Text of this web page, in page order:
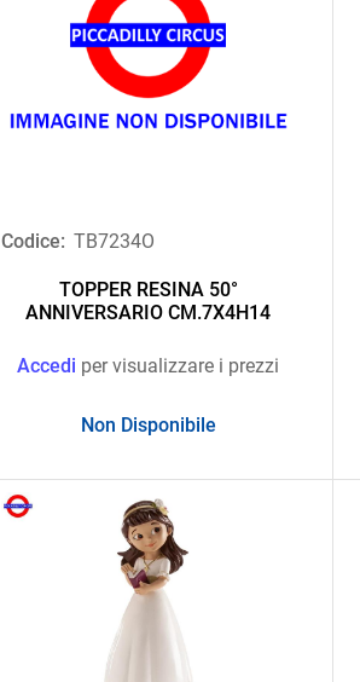
Codice: TB7234O
TOPPER RESINA 50°
ANNIVERSARIO CM.7X4H14
Accedi per visualizzare i prezzi
Non Disponibile